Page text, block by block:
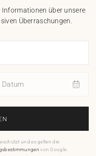
Informationen über unsere
Überraschungen.
Datum
und es gelten die
von Google.